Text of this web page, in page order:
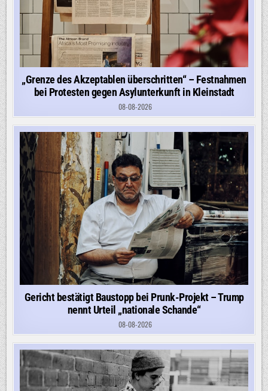
„Grenze des Akzeptablen überschritten“ – Festnahmen
bei Protesten gegen Asylunterkunft in Kleinstadt
08-08-2026
Gericht bestätigt Baustopp bei Prunk-Projekt – Trump
nennt Urteil „nationale Schande“
08-08-2026